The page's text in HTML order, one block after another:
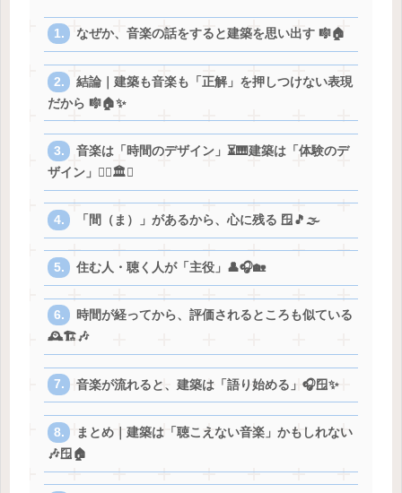
なぜか、音楽の話をすると建築を思い出す 🎼🏠
結論｜建築も音楽も「正解」を押しつけない表現
だから 🎼🏠✨
音楽は「時間のデザイン」⏳🎹建築は「体験のデ
ザイン」🚶‍♂️🏛️✨
「間（ま）」があるから、心に残る 🪟🎵🌫️
住む人・聴く人が「主役」👤🎧🏡
時間が経ってから、評価されるところも似ている
🕰️🏗🎶
音楽が流れると、建築は「語り始める」🎧🪟✨
まとめ｜建築は「聴こえない音楽」かもしれない
🎶🪟🏠